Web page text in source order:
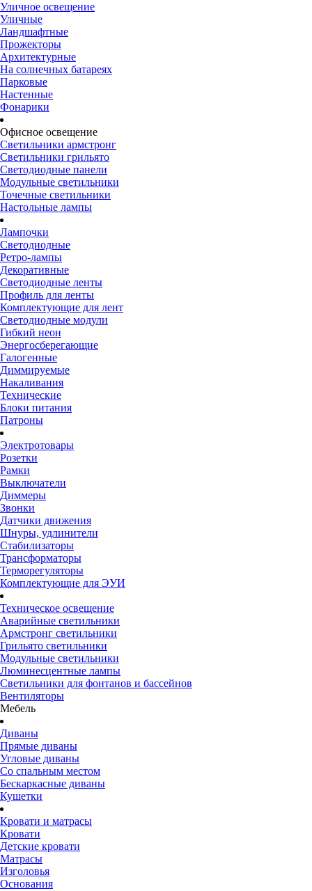
Уличное освещение
Уличные
Ландшафтные
Прожекторы
Архитектурные
На солнечных батареях
Парковые
Настенные
Фонарики
Офисное освещение
Светильники армстронг
Светильники грильято
Светодиодные панели
Модульные светильники
Точечные светильники
Настольные лампы
Лампочки
Светодиодные
Ретро-лампы
Декоративные
Светодиодные ленты
Профиль для ленты
Комплектующие для лент
Светодиодные модули
Гибкий неон
Энергосберегающие
Галогенные
Диммируемые
Накаливания
Технические
Блоки питания
Патроны
Электротовары
Розетки
Рамки
Выключатели
Диммеры
Звонки
Датчики движения
Шнуры, удлинители
Стабилизаторы
Трансформаторы
Терморегуляторы
Комплектующие для ЭУИ
Техническое освещение
Аварийные светильники
Армстронг светильники
Грильято светильники
Модульные светильники
Люминесцентные лампы
Светильники для фонтанов и бассейнов
Вентиляторы
Мебель
Диваны
Прямые диваны
Угловые диваны
Со спальным местом
Бескаркасные диваны
Кушетки
Кровати и матрасы
Кровати
Детские кровати
Матрасы
Изголовья
Основания